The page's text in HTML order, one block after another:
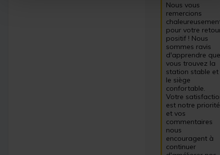
Nous vous
remercions
pour votre
positif ! Nous
sommes ravis
d'apprendre
vous trouvez la
station stable et
le siège
confortable.
Votre
est notre
et vos
commentaires
nous
encouragent à
continuer